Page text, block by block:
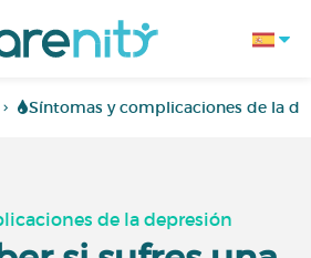
Síntomas y complicaciones de la
de la depresión